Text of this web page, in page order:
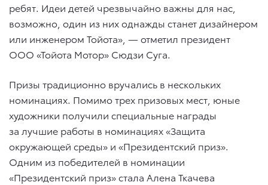
ребят. Идеи детей чрезвычайно важны для нас,
возможно, один из них однажды станет дизайнером
или инженером Тойота», — отметил президент
ООО «Тойота Мотор» Сюдзи Суга.
Призы традиционно вручались в нескольких
номинациях. Помимо трех призовых мест, юные
художники получили специальные награды
за лучшие работы в номинациях «Защита
окружающей среды» и «Президентский приз».
Одним из победителей в номинации
«Президентский приз» стала Алена Ткачева